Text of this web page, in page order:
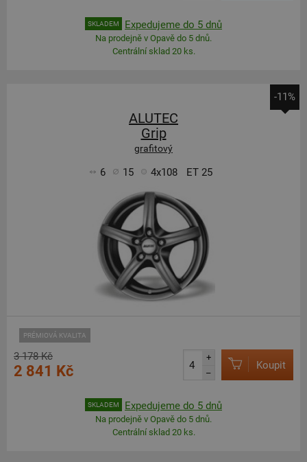
SKLADEM Expedujeme do 5 dnů
Na prodejně v Opavě do 5 dnů.
Centrální sklad 20 ks.
-11%
ALUTEC
Grip
grafitový
6 15 4x108 ET 25
PRÉMIOVÁ KVALITA
3 178 Kč
2 841 Kč
+
–
Koupit
SKLADEM Expedujeme do 5 dnů
Na prodejně v Opavě do 5 dnů.
Centrální sklad 20 ks.